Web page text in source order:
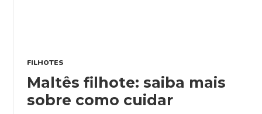
FILHOTES
Maltês filhote: saiba mais
sobre como cuidar